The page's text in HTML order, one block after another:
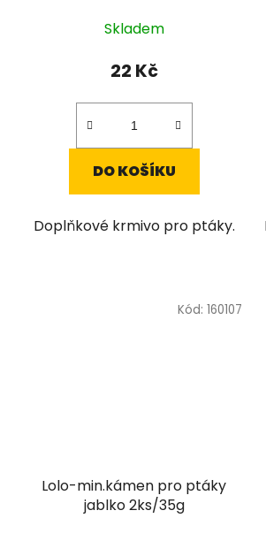
Skladem
22 Kč
DO KOŠÍKU
Doplňkové krmivo pro ptáky.
Lolo-min.kámen pro ptáky
jablko 2ks/35g
Kód: 160107